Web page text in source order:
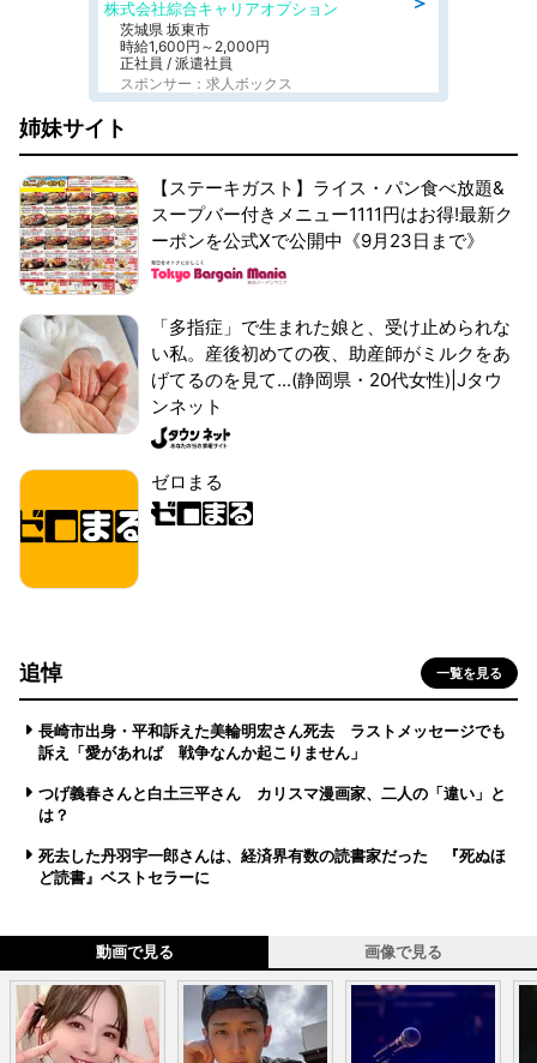
株式会社綜合キャリアオプション
茨城県 坂東市
時給1,600円～2,000円
正社員 / 派遣社員
スポンサー：求人ボックス
姉妹サイト
【ステーキガスト】ライス・パン食べ放題&
スープバー付きメニュー1111円はお得!最新ク
ーポンを公式Xで公開中《9月23日まで》
「多指症」で生まれた娘と、受け止められな
い私。産後初めての夜、助産師がミルクをあ
げてるのを見て...(静岡県・20代女性)|Jタウ
ンネット
ゼロまる
追悼 一覧を見る
長崎市出身・平和訴えた美輪明宏さん死去 ラストメッセージでも
訴え「愛があれば 戦争なんか起こりません」
つげ義春さんと白土三平さん カリスマ漫画家、二人の「違い」と
は？
死去した丹羽宇一郎さんは、経済界有数の読書家だった 『死ぬほ
ど読書』ベストセラーに
動画で見る 画像で見る